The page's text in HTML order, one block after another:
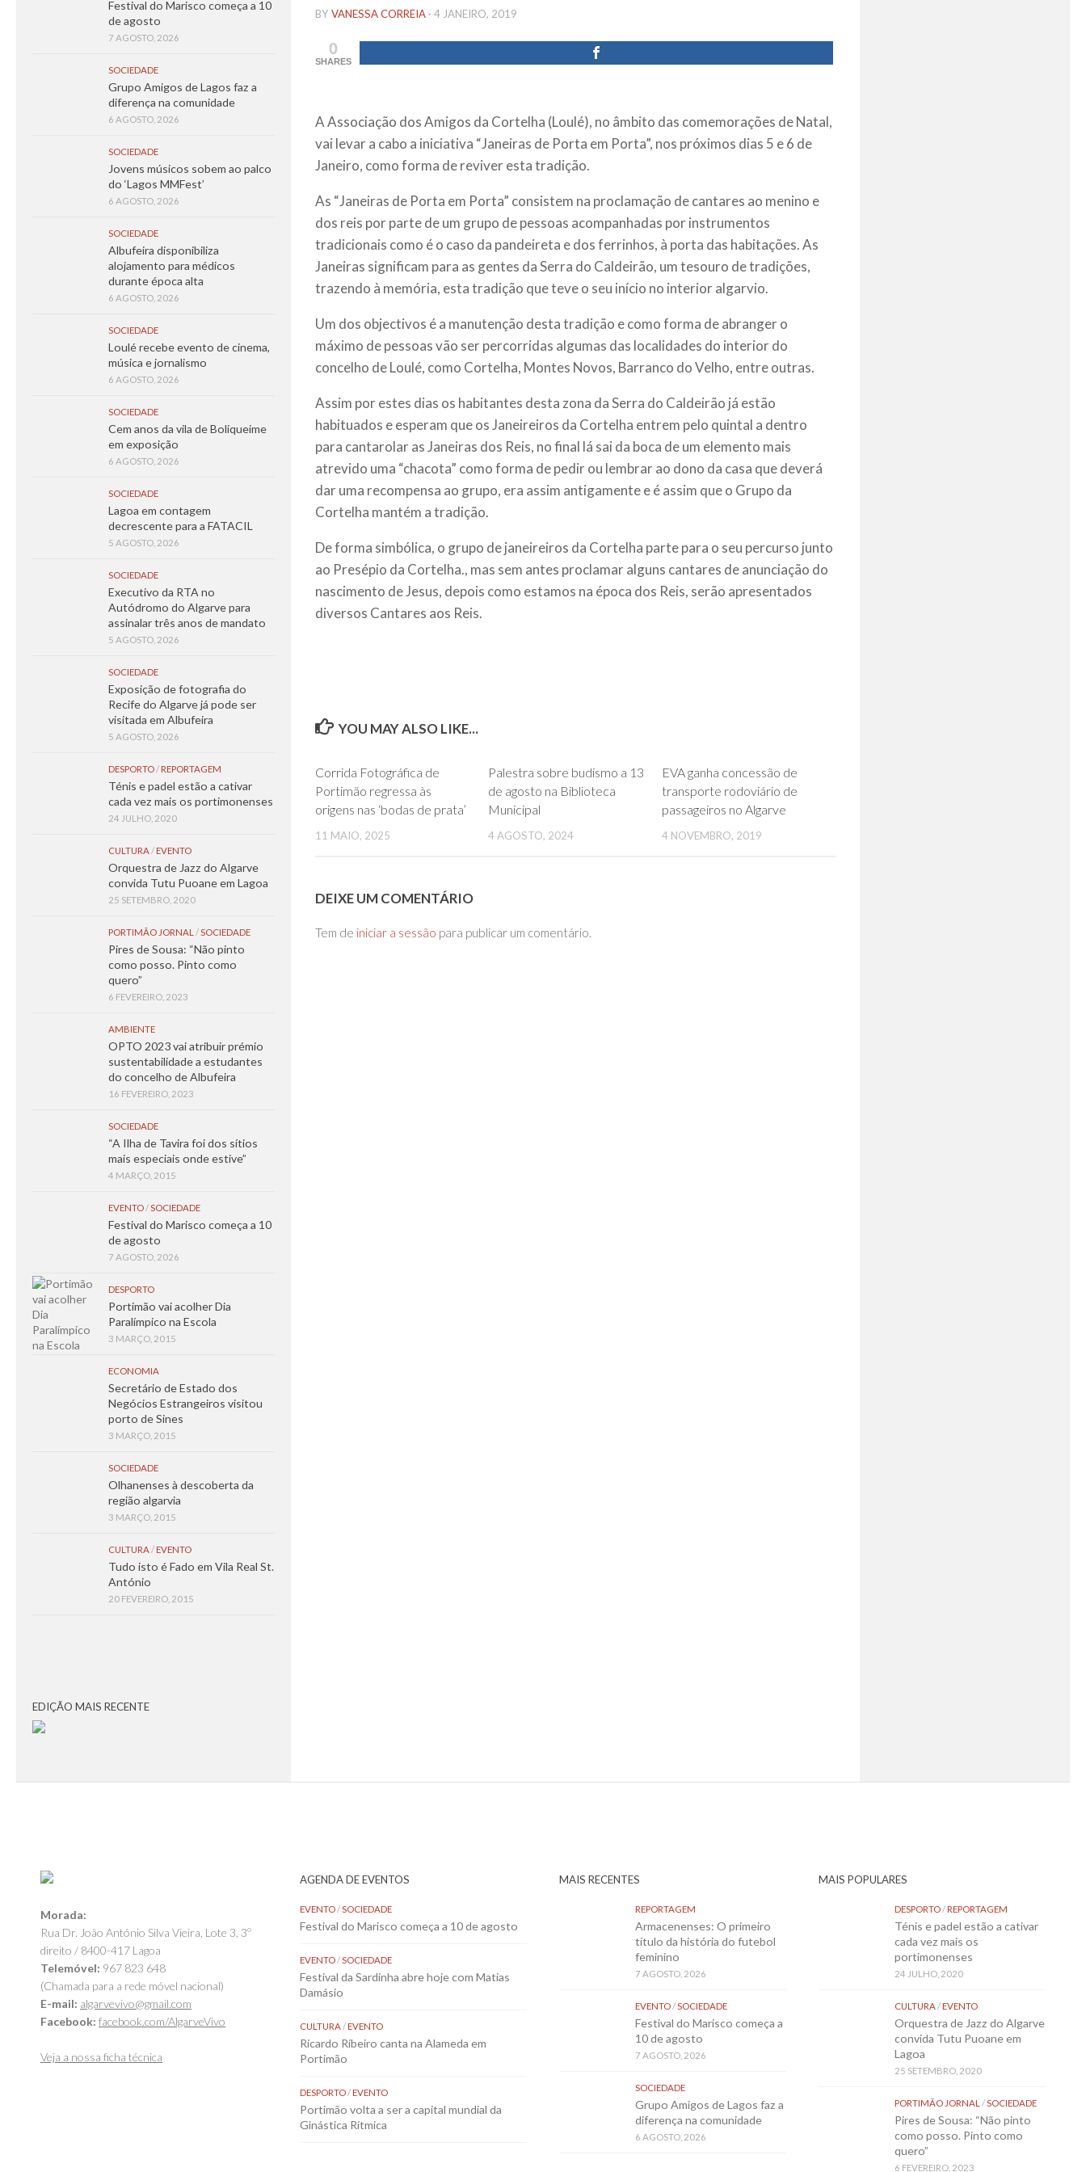
BY VANESSA CORREIA · 4 JANEIRO, 2019
0
SHARES
A Associação dos Amigos da Cortelha (Loulé), no âmbito das comemorações de Natal,
vai levar a cabo a iniciativa “Janeiras de Porta em Porta”, nos próximos dias 5 e 6 de
Janeiro, como forma de reviver esta tradição.
As “Janeiras de Porta em Porta” consistem na proclamação de cantares ao menino e
dos reis por parte de um grupo de pessoas acompanhadas por instrumentos
tradicionais como é o caso da pandeireta e dos ferrinhos, à porta das habitações. As
Janeiras significam para as gentes da Serra do Caldeirão, um tesouro de tradições,
trazendo à memória, esta tradição que teve o seu início no interior algarvio.
Um dos objectivos é a manutenção desta tradição e como forma de abranger o
máximo de pessoas vão ser percorridas algumas das localidades do interior do
concelho de Loulé, como Cortelha, Montes Novos, Barranco do Velho, entre outras.
Assim por estes dias os habitantes desta zona da Serra do Caldeirão já estão
habituados e esperam que os Janeireiros da Cortelha entrem pelo quintal a dentro
para cantarolar as Janeiras dos Reis, no final lá sai da boca de um elemento mais
atrevido uma “chacota” como forma de pedir ou lembrar ao dono da casa que deverá
dar uma recompensa ao grupo, era assim antigamente e é assim que o Grupo da
Cortelha mantém a tradição.
De forma simbólica, o grupo de janeireiros da Cortelha parte para o seu percurso junto
ao Presépio da Cortelha., mas sem antes proclamar alguns cantares de anunciação do
nascimento de Jesus, depois como estamos na época dos Reis, serão apresentados
diversos Cantares aos Reis.
YOU MAY ALSO LIKE...
Corrida Fotográfica de
Portimão regressa às
origens nas ‘bodas de prata’
11 MAIO, 2025
Palestra sobre budismo a 13
de agosto na Biblioteca
Municipal
4 AGOSTO, 2024
EVA ganha concessão de
transporte rodoviário de
passageiros no Algarve
4 NOVEMBRO, 2019
DEIXE UM COMENTÁRIO
Tem de iniciar a sessão para publicar um comentário.
Festival do Marisco começa a 10
de agosto
7 AGOSTO, 2026
SOCIEDADE
Grupo Amigos de Lagos faz a
diferença na comunidade
6 AGOSTO, 2026
SOCIEDADE
Jovens músicos sobem ao palco
do ‘Lagos MMFest’
6 AGOSTO, 2026
SOCIEDADE
Albufeira disponibiliza
alojamento para médicos
durante época alta
6 AGOSTO, 2026
SOCIEDADE
Loulé recebe evento de cinema,
música e jornalismo
6 AGOSTO, 2026
SOCIEDADE
Cem anos da vila de Boliqueime
em exposição
6 AGOSTO, 2026
SOCIEDADE
Lagoa em contagem
decrescente para a FATACIL
5 AGOSTO, 2026
SOCIEDADE
Executivo da RTA no
Autódromo do Algarve para
assinalar três anos de mandato
5 AGOSTO, 2026
SOCIEDADE
Exposição de fotografia do
Recife do Algarve já pode ser
visitada em Albufeira
5 AGOSTO, 2026
DESPORTO/ REPORTAGEM
Ténis e padel estão a cativar
cada vez mais os portimonenses
24 JULHO, 2020
CULTURA/ EVENTO
Orquestra de Jazz do Algarve
convida Tutu Puoane em Lagoa
25 SETEMBRO, 2020
PORTIMÃO JORNAL /SOCIEDADE
Pires de Sousa: “Não pinto
como posso. Pinto como
quero”
6 FEVEREIRO, 2023
AMBIENTE
OPTO 2023 vai atribuir prémio
sustentabilidade a estudantes
do concelho de Albufeira
16 FEVEREIRO, 2023
SOCIEDADE
“A Ilha de Tavira foi dos sítios
mais especiais onde estive”
4 MARÇO, 2015
EVENTO/SOCIEDADE
Festival do Marisco começa a 10
de agosto
7 AGOSTO, 2026
DESPORTO
Portimão vai acolher Dia
Paralímpico na Escola
3 MARÇO, 2015
ECONOMIA
Secretário de Estado dos
Negócios Estrangeiros visitou
porto de Sines
3 MARÇO, 2015
SOCIEDADE
Olhanenses à descoberta da
região algarvia
3 MARÇO, 2015
CULTURA/ EVENTO
Tudo isto é Fado em Vila Real St.
António
20 FEVEREIRO, 2015
EDIÇÃO MAIS RECENTE
Morada:
Rua Dr. João António Silva Vieira, Lote 3, 3º
direito / 8400-417 Lagoa
Telemóvel: 967 823 648
(Chamada para a rede móvel nacional)
E-mail: algarvevivo@gmail.com
Facebook: facebook.com/AlgarveVivo
Veja a nossa ficha técnica
AGENDA DE EVENTOS
EVENTO/SOCIEDADE
Festival do Marisco começa a 10 de agosto
EVENTO/SOCIEDADE
Festival da Sardinha abre hoje com Matias
Damásio
CULTURA/EVENTO
Ricardo Ribeiro canta na Alameda em
Portimão
DESPORTO/EVENTO
Portimão volta a ser a capital mundial da
Ginástica Rítmica
MAIS RECENTES
REPORTAGEM
Armacenenses: O primeiro
título da história do futebol
feminino
7 AGOSTO, 2026
EVENTO/SOCIEDADE
Festival do Marisco começa a
10 de agosto
7 AGOSTO, 2026
SOCIEDADE
Grupo Amigos de Lagos faz a
diferença na comunidade
6 AGOSTO, 2026
MAIS POPULARES
DESPORTO/REPORTAGEM
Ténis e padel estão a cativar
cada vez mais os
portimonenses
24 JULHO, 2020
CULTURA/EVENTO
Orquestra de Jazz do Algarve
convida Tutu Puoane em
Lagoa
25 SETEMBRO, 2020
PORTIMÃO JORNAL /SOCIEDADE
Pires de Sousa: “Não pinto
como posso. Pinto como
quero”
6 FEVEREIRO, 2023